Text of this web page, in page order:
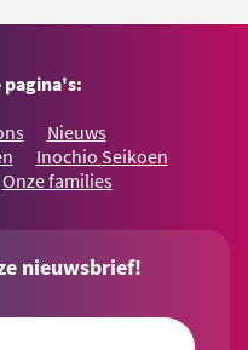
pagina's:
Nieuws
Inochio Seikoen
Onze families
nieuwsbrief!